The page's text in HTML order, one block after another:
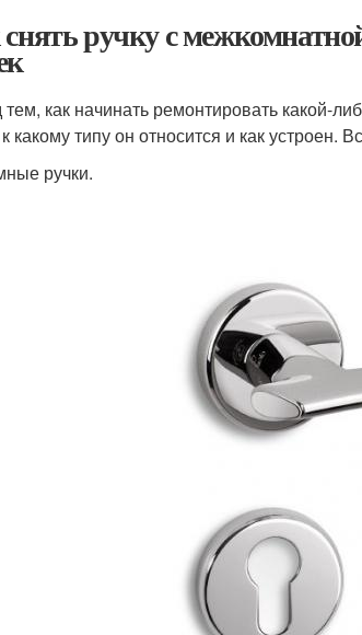
ручку с
как начинать ремонтировать какой-
к какому типу он относится и как
ручки.